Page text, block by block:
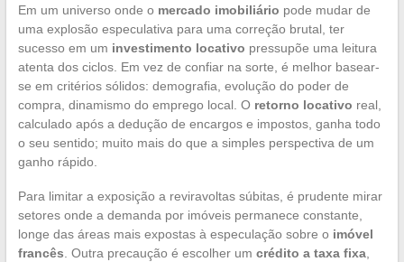
Em um universo onde o mercado imobiliário pode mudar de
uma explosão especulativa para uma correção brutal, ter
sucesso em um investimento locativo pressupõe uma leitura
atenta dos ciclos. Em vez de confiar na sorte, é melhor basear-
se em critérios sólidos: demografia, evolução do poder de
compra, dinamismo do emprego local. O retorno locativo real,
calculado após a dedução de encargos e impostos, ganha todo
o seu sentido; muito mais do que a simples perspectiva de um
ganho rápido.
Para limitar a exposição a reviravoltas súbitas, é prudente mirar
setores onde a demanda por imóveis permanece constante,
longe das áreas mais expostas à especulação sobre o imóvel
francês . Outra precaução é escolher um crédito a taxa fixa,